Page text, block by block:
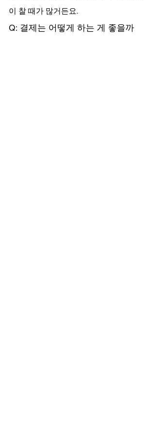
이 찰 때가 많거든요.
Q: 결제는 어떻게 하는 게 좋을까